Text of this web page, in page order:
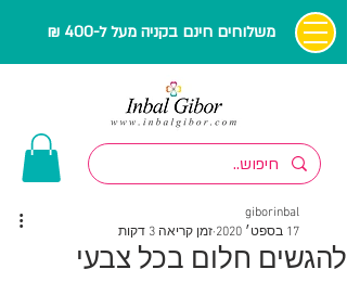
משלוחים חינם בקניה מעל ל-400 ₪
להגשים חלום בכל צבעי
giborinbal
17 בספט׳ 2020
זמן קריאה 3 דקות